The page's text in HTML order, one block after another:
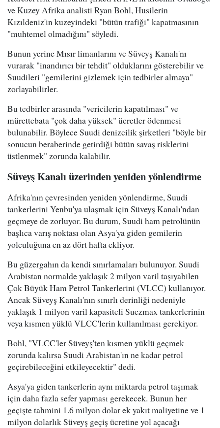
ve Kuzey Afrika analisti Ryan Bohl, Husilerin
Kızıldeniz'in kuzeyindeki "bütün trafiği" kapatmasının
"muhtemel olmadığını" söyledi.
Bunun yerine Mısır limanlarını ve Süveyş Kanalı'nı
vurarak "inandırıcı bir tehdit" olduklarını gösterebilir ve
Suudileri "gemilerini gizlemek için tedbirler almaya"
zorlayabilirler.
Bu tedbirler arasında "vericilerin kapatılması" ve
mürettebata "çok daha yüksek" ücretler ödenmesi
bulunabilir. Böylece Suudi denizcilik şirketleri "böyle bir
sonucun beraberinde getirdiği bütün savaş risklerini
üstlenmek" zorunda kalabilir.
Süveyş Kanalı üzerinden yeniden yönlendirme
Afrika'nın çevresinden yeniden yönlendirme, Suudi
tankerlerini Yenbu'ya ulaşmak için Süveyş Kanalı'ndan
geçmeye de zorluyor. Bu durum, Suudi ham petrolünün
başlıca varış noktası olan Asya'ya giden gemilerin
yolculuğuna en az dört hafta ekliyor.
Bu güzergahın da kendi sınırlamaları bulunuyor. Suudi
Arabistan normalde yaklaşık 2 milyon varil taşıyabilen
Çok Büyük Ham Petrol Tankerlerini (VLCC) kullanıyor.
Ancak Süveyş Kanalı'nın sınırlı derinliği nedeniyle
yaklaşık 1 milyon varil kapasiteli Suezmax tankerlerinin
veya kısmen yüklü VLCC'lerin kullanılması gerekiyor.
Bohl, "VLCC'ler Süveyş'ten kısmen yüklü geçmek
zorunda kalırsa Suudi Arabistan'ın ne kadar petrol
geçirebileceğini etkileyecektir" dedi.
Asya'ya giden tankerlerin aynı miktarda petrol taşımak
için daha fazla sefer yapması gerekecek. Bunun her
geçişte tahmini 1.6 milyon dolar ek yakıt maliyetine ve 1
milyon dolarlık Süveyş geçiş ücretine yol açacağı